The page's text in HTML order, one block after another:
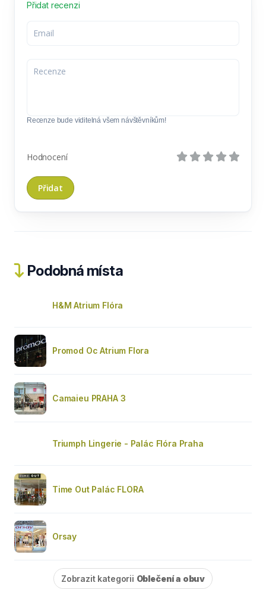
Přidat recenzi
Recenze bude viditelná všem návštěvníkům!
Hodnocení
Podobná místa
H&M Atrium Flóra
Promod Oc Atrium Flora
Camaieu PRAHA 3
Triumph Lingerie - Palác Flóra Praha
Time Out Palác FLORA
Orsay
Zobrazit kategorii Oblečení a obuv